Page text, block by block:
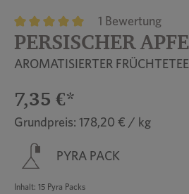
Durchschnittliche Bewertung von
1 Bewertung
PERSISCHER
AROMATISIERTER FRÜCHTETEE
7,35 €*
Grundpreis: 178,20 € / kg
PYRA PACK
Inhalt: 15 Pyra Packs